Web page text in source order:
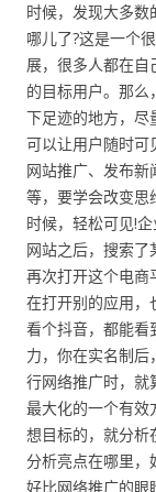
时候，发现大多
哪儿了?这是一个
展，很多人都在
的目标用户。那
下足迹的地方，尽
可以让用户随时可
网站推广、发布
等，要学会改变思
时候，轻松可见!
网站之后，搜索了
再次打开这个电商
在打开别的应用，
看个抖音，都能看
力，你在实名制
行网络推广时，就
最大化的一个有效
想目标的，就分析
分析亮点在哪里，
好比网络推广的眼